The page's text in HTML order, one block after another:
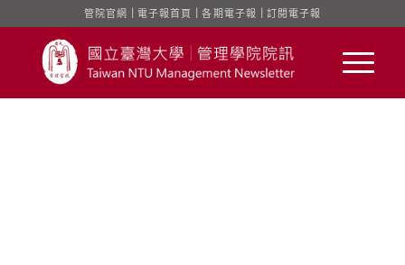
管院官網 電子報首頁 ｜各期電子報 訂閱電子報